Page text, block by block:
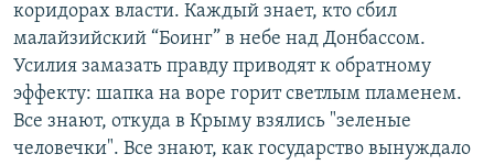
коридорах власти. Каждый знает, кто сбил
малайзийский “Боинг” в небе над Донбассом.
Усилия замазать правду приводят к обратному
эффекту: шапка на воре горит светлым пламенем.
Все знают, откуда в Крыму взялись "зеленые
человечки". Все знают, как государство вынуждало